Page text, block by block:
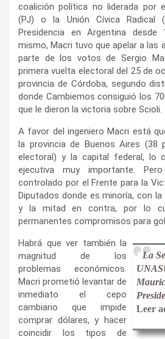
coalición política no liderada por
(PJ) o la Unión Cívica Radical
Presidencia en Argentina desde
mismo, Macri tuvo que apelar a las
parte de los votos de Sergio
primera vuelta electoral del 25 de
provincia de Córdoba, segundo
donde Cambiemos consiguió los
que le dieron la victoria sobre Scioli.
A favor del ingeniero Macri está
la provincia de Buenos Aires (38
electoral) y la capital federal, lo
ejecutiva muy importante.
controlado por el Frente para la
Diputados donde es minoría, con
y la mitad en contra, por lo
permanentes compromisos para
La
Leer
Habrá que ver también la
magnitud de los
problemas económicos.
Macri prometió levantar de
inmediato el cepo
cambiario que impide
comprar dólares, y hacer
coincidir los tipos de